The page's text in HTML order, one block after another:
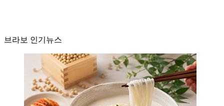
브라보 인기뉴스